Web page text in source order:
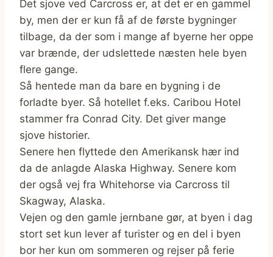
Det sjove ved Carcross er, at det er en gammel
by, men der er kun få af de første bygninger
tilbage, da der som i mange af byerne her oppe
var brænde, der udslettede næsten hele byen
flere gange.
Så hentede man da bare en bygning i de
forladte byer. Så hotellet f.eks. Caribou Hotel
stammer fra Conrad City. Det giver mange
sjove historier.
Senere hen flyttede den Amerikansk hær ind
da de anlagde Alaska Highway. Senere kom
der også vej fra Whitehorse via Carcross til
Skagway, Alaska.
Vejen og den gamle jernbane gør, at byen i dag
stort set kun lever af turister og en del i byen
bor her kun om sommeren og rejser på ferie